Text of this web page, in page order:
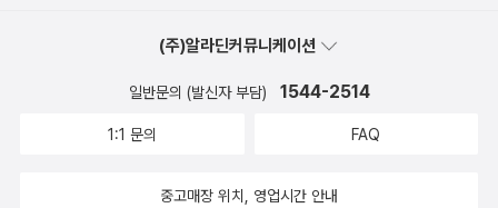
(주)알라딘커뮤니케이션
일반문의 (발신자 부담) 1544-2514
1:1 문의 FAQ
중고매장 위치, 영업시간 안내